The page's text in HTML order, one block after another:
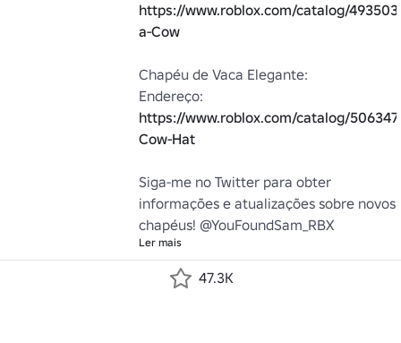
https://www.roblox.com/catalog/
a-Cow
Chapéu de Vaca Elegante:
https://www.roblox.com/catalog/
Cow-Hat
Siga-me no Twitter para obter
informações e atualizações sobre novos
chapéus! @YouFoundSam_RBX
Ler mais
47.3K